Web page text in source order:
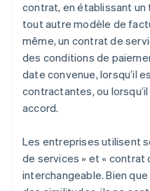
contrat, en établissant un
tout autre modèle de
même, un contrat de
des conditions de
date convenue, lorsqu’il
contractantes, ou
accord.
Les entreprises utilisent
de services » et « contrat
interchangeable. Bien